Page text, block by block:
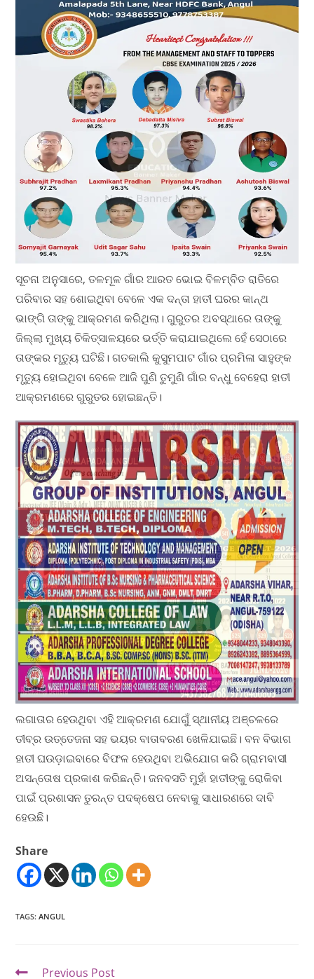
ସୂଚନା ଅନୁସାରେ, ତଳମୂଳ ଗାଁର ଆରତ ଭୋଇ ବିଳମ୍ବିତ ରାତିରେ
ପରିବାର ସହ ଶୋଇଥିବା ବେଳେ ଏକ ଦନ୍ତା ହାତୀ ଘରର କାନ୍ଥ
ଭାଙ୍ଗି ତାଙ୍କୁ ଆକ୍ରମଣ କରିଥିଲା। ଗୁରୁତର ଅବସ୍ଥାରେ ତାଙ୍କୁ
ଜିଲ୍ଲା ମୁଖ୍ୟ ଚିକିତ୍ସାଳୟରେ ଭର୍ତ୍ତି କରାଯାଇଥିଲେ ହେଁ ସେଠାରେ
ତାଙ୍କର ମୃତ୍ୟୁ ଘଟିଛି। ଗତକାଲି କୁସୁମପାଟ ଗାଁର ପ୍ରମିଳା ସାହୁଙ୍କ
ମୃତ୍ୟୁ ହୋଇଥିବା ବେଳେ ଆଜି ପୁଣି ତୁମୁଣି ଗାଁର ବନ୍ଧୁ ବେହେରା ହାତୀ
ଆକ୍ରମଣରେ ଗୁରୁତର ହୋଇଛନ୍ତି।
ଲଗାତାର ହେଉଥିବା ଏହି ଆକ୍ରମଣ ଯୋଗୁଁ ସ୍ଥାନୀୟ ଅଞ୍ଚଳରେ
ତୀବ୍ର ଉତ୍ତେଜନା ସହ ଭୟର ବାତାବରଣ ଖେଳିଯାଇଛି। ବନ ବିଭାଗ
ହାତୀ ଘଉଡ଼ାଇବାରେ ବିଫଳ ହେଉଥିବା ଅଭିଯୋଗ କରି ଗ୍ରାମବାସୀ
ଅସନ୍ତୋଷ ପ୍ରକାଶ କରିଛନ୍ତି। ଜନବସତି ମୁହାଁ ହାତୀଙ୍କୁ ରୋକିବା
ପାଇଁ ପ୍ରଶାସନ ତୁରନ୍ତ ପଦକ୍ଷେପ ନେବାକୁ ସାଧାରଣରେ ଦାବି
ହେଉଛି।
Share
TAGS:ANGUL
Previous Post